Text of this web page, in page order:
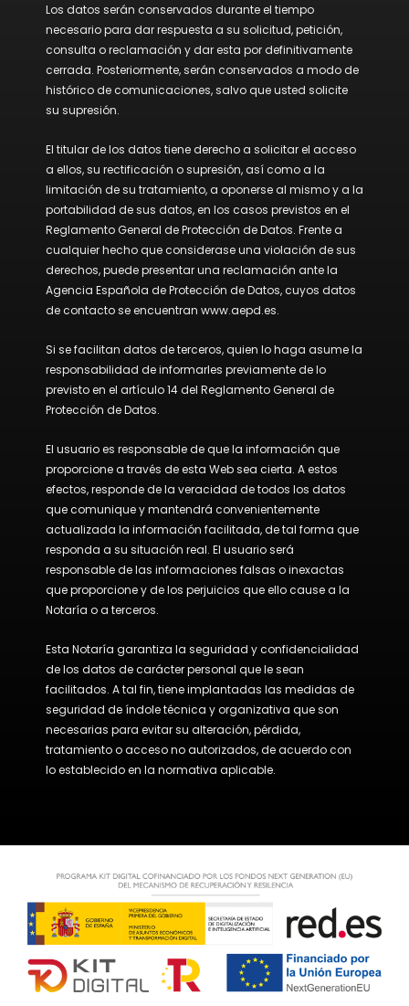
Los datos serán conservados durante el tiempo
necesario para dar respuesta a su solicitud, petición,
consulta o reclamación y dar esta por definitivamente
cerrada. Posteriormente, serán conservados a modo de
histórico de comunicaciones, salvo que usted solicite
su supresión.
El titular de los datos tiene derecho a solicitar el acceso
a ellos, su rectificación o supresión, así como a la
limitación de su tratamiento, a oponerse al mismo y a la
portabilidad de sus datos, en los casos previstos en el
Reglamento General de Protección de Datos. Frente a
cualquier hecho que considerase una violación de sus
derechos, puede presentar una reclamación ante la
Agencia Española de Protección de Datos, cuyos datos
de contacto se encuentran www.aepd.es.
Si se facilitan datos de terceros, quien lo haga asume la
responsabilidad de informarles previamente de lo
previsto en el artículo 14 del Reglamento General de
Protección de Datos.
El usuario es responsable de que la información que
proporcione a través de esta Web sea cierta. A estos
efectos, responde de la veracidad de todos los datos
que comunique y mantendrá convenientemente
actualizada la información facilitada, de tal forma que
responda a su situación real. El usuario será
responsable de las informaciones falsas o inexactas
que proporcione y de los perjuicios que ello cause a la
Notaría o a terceros.
Esta Notaría garantiza la seguridad y confidencialidad
de los datos de carácter personal que le sean
facilitados. A tal fin, tiene implantadas las medidas de
seguridad de índole técnica y organizativa que son
necesarias para evitar su alteración, pérdida,
tratamiento o acceso no autorizados, de acuerdo con
lo establecido en la normativa aplicable.